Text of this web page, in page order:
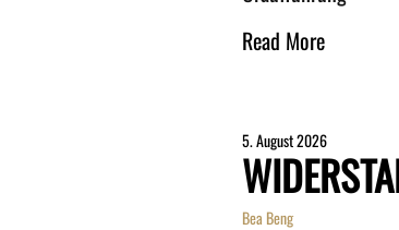
Read More
5. August 2026
Bea Beng